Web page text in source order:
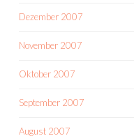
Dezember 2007
November 2007
Oktober 2007
September 2007
August 2007